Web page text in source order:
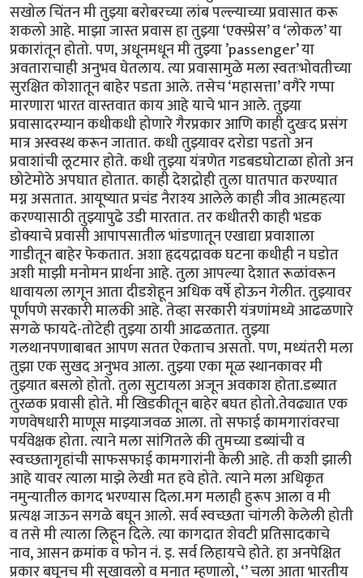
सखोल चिंतन मी तुझ्या बरोबरच्या लांब पल्ल्याच्या प्रवासात करू
शकलो आहे. माझा जास्त प्रवास हा तुझ्या ‘एक्स्प्रेस’ व ‘लोकल’ या
प्रकारांतून होतो. पण, अधूनमधून मी तुझ्या ’passenger’ या
अवताराचाही अनुभव घेतलाय. त्या प्रवासामुळे मला स्वतःभोवतीच्या
सुरक्षित कोशातून बाहेर पडता आले. तसेच ‘महासत्ता’ वगैरे गप्पा
मारणारा भारत वास्तवात काय आहे याचे भान आले. तुझ्या
प्रवासादरम्यान कधीकधी होणारे गैरप्रकार आणि काही दुखःद प्रसंग
मात्र अस्वस्थ करून जातात. कधी तुझ्यावर दरोडा पडतो अन
प्रवाशांची लूटमार होते. कधी तुझ्या यंत्रणेत गडबडघोटाळा होतो अन
छोटेमोठे अपघात होतात. काही देशद्रोही तुला घातपात करण्यात
मग्न असतात. आयूष्यात प्रचंड नैराश्य आलेले काही जीव आत्महत्या
करण्यासाठी तुझ्यापुढे उडी मारतात. तर कधीतरी काही भडक
डोक्याचे प्रवासी आपापसातील भांडणातून एखाद्या प्रवाशाला
गाडीतून बाहेर फेकतात. अशा हृदयद्रावक घटना कधीही न घडोत
अशी माझी मनोमन प्रार्थना आहे. तुला आपल्या देशात रूळांवरून
धावायला लागून आता दीडशेहून अधिक वर्षे होऊन गेलीत. तुझ्यावर
पूर्णपणे सरकारी मालकी आहे. तेव्हा सरकारी यंत्रणांमध्ये आढळणारे
सगळे फायदे-तोटेही तुझ्या ठायी आढळतात. तुझ्या
गलथानपणाबाबत आपण सतत ऐकताच असतो. पण, मध्यंतरी मला
तुझा एक सुखद अनुभव आला. तुझ्या एका मूळ स्थानकावर मी
तुझ्यात बसलो होतो. तुला सुटायला अजून अवकाश होता.डब्यात
तुरळक प्रवासी होते. मी खिडकीतून बाहेर बघत होतो.तेवढ्यात एक
गणवेषधारी माणूस माझ्याजवळ आला. तो सफाई कामगारांवरचा
पर्यवेक्षक होता. त्याने मला सांगितले की तुमच्या डब्यांची व
स्वच्छतागृहांची साफसफाई कामगारांनी केली आहे. ती कशी झाली
आहे यावर त्याला माझे लेखी मत हवे होते. त्याने मला अधिकृत
नमुन्यातील कागद भरण्यास दिला.मग मलाही हुरूप आला व मी
प्रत्यक्ष जाऊन सगळे बघून आलो. सर्व स्वच्छता चांगली केलेली होती
व तसे मी त्याला लिहून दिले. त्या कागदात शेवटी प्रतिसादकाचे
नाव, आसन क्रमांक व फोन नं. इ. सर्व लिहायचे होते. हा अनपेक्षित
प्रकार बघूनच मी सुखावलो व मनात म्हणालो, ‘’ चला आता भारतीय